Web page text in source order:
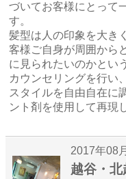
づいてお客様にとって
す。
髪型は人の印象を大き
客様ご自身が周囲から
に見られたいのかとい
カウンセリングを行い
スタイルを自由自在に
ント剤を使用して再現
2017年08
越谷・